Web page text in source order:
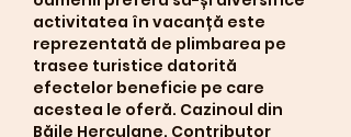
activitatea în vacanță este
reprezentată de plimbarea pe
trasee turistice datorită
efectelor beneficie pe care
acestea le oferă. Cazinoul din
Băile Herculane. Contributor